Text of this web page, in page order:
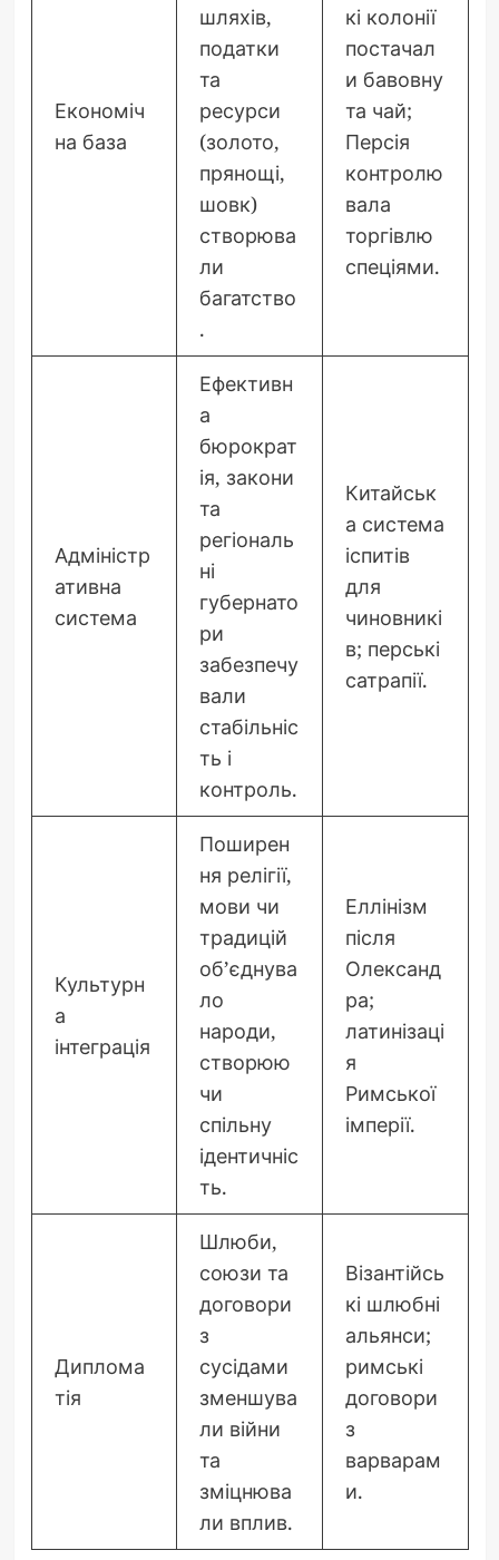
Економіч
на база
шляхів,
податки
та
ресурси
(золото,
прянощі,
шовк)
створюва
ли
багатство
.
кі колонії
постачал
и бавовну
та чай;
Персія
контролю
вала
торгівлю
спеціями.
Адміністр
ативна
система
Ефективн
а
бюрократ
ія, закони
та
регіональ
ні
губернато
ри
забезпечу
вали
стабільніс
ть і
контроль.
Китайськ
а система
іспитів
для
чиновникі
в; перські
сатрапії.
Культурн
а
інтеграція
Поширен
ня релігії,
мови чи
традицій
об’єднува
ло
народи,
створюю
чи
спільну
ідентичніс
ть.
Еллінізм
після
Олександ
ра;
латинізаці
я
Римської
імперії.
Диплома
тія
Шлюби,
союзи та
договори
з
сусідами
зменшува
ли війни
та
зміцнюва
ли вплив.
Візантійсь
кі шлюбні
альянси;
римські
договори
з
варварам
и.